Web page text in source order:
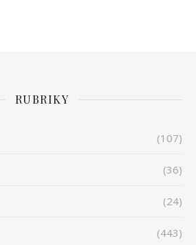
RUBRIKY
(107)
(36)
(24)
(443)